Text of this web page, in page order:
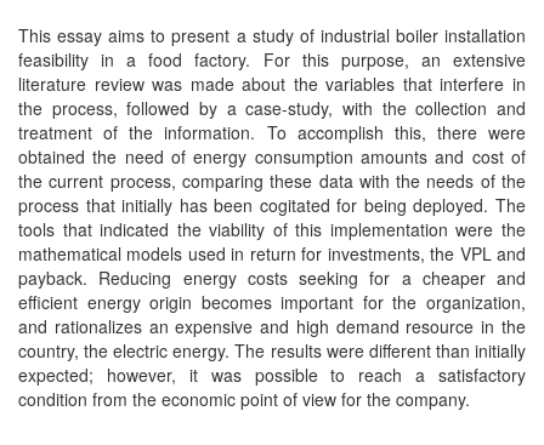
This essay aims to present a study of industrial boiler installation
feasibility in a food factory. For this purpose, an extensive
literature review was made about the variables that interfere in
the process, followed by a case-study, with the collection and
treatment of the information. To accomplish this, there were
obtained the need of energy consumption amounts and cost of
the current process, comparing these data with the needs of the
process that initially has been cogitated for being deployed. The
tools that indicated the viability of this implementation were the
mathematical models used in return for investments, the VPL and
payback. Reducing energy costs seeking for a cheaper and
efficient energy origin becomes important for the organization,
and rationalizes an expensive and high demand resource in the
country, the electric energy. The results were different than initially
expected; however, it was possible to reach a satisfactory
condition from the economic point of view for the company.